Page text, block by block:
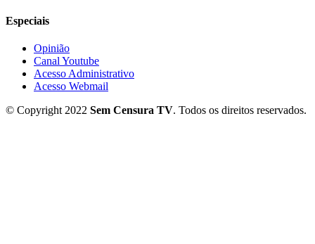
Especiais
Opinião
Canal Youtube
Acesso Administrativo
Acesso Webmail
© Copyright 2022 Sem Censura TV. Todos os direitos reservados.